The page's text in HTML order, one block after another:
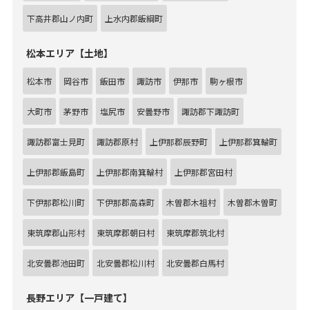
下高井郡山ノ内町 上水内郡飯綱町
松本エリア【土地】
松本市 岡谷市 飯田市 諏訪市 伊那市 駒ヶ根市
大町市 茅野市 塩尻市 安曇野市 諏訪郡下諏訪町
諏訪郡富士見町 諏訪郡原村 上伊那郡辰野町 上伊那郡箕輪町
上伊那郡飯島町 上伊那郡南箕輪村 上伊那郡宮田村
下伊那郡松川町 下伊那郡高森町 木曽郡木祖村 木曽郡木曽町
東筑摩郡山形村 東筑摩郡朝日村 東筑摩郡筑北村
北安曇郡池田町 北安曇郡松川村 北安曇郡白馬村
長野エリア【一戸建て】